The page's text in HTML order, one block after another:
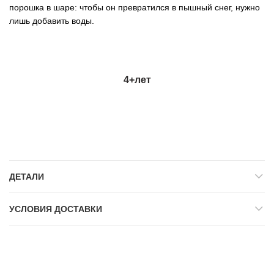
порошка в шаре: чтобы он превратился в пышный снег, нужно
лишь добавить воды.
4+лет
ДЕТАЛИ
УСЛОВИЯ ДОСТАВКИ